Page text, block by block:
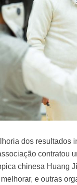
dos resultados
contratou
chinesa Huang
e outras